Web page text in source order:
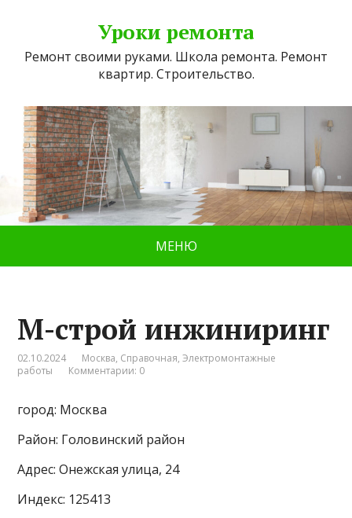
Уроки ремонта
Ремонт своими руками. Школа ремонта. Ремонт
квартир. Строительство.
МЕНЮ
М-строй инжиниринг
02.10.2024 Москва, Справочная,Электромонтажные
работы
Комментарии: 0
город: Москва
Район: Головинский район
Адрес: Онежская улица, 24
Индекс: 125413